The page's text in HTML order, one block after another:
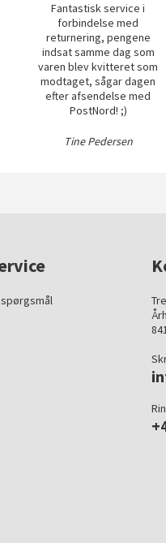
Fantastisk service i
forbindelse med
returnering, pengene
indsat samme dag som
varen blev kvitteret som
modtaget, sågar dagen
efter afsendelse med
PostNord! ;)
Tine Pedersen